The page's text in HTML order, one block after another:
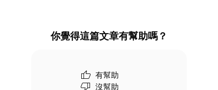
你覺得這篇文章有幫助嗎？
有幫助
沒幫助